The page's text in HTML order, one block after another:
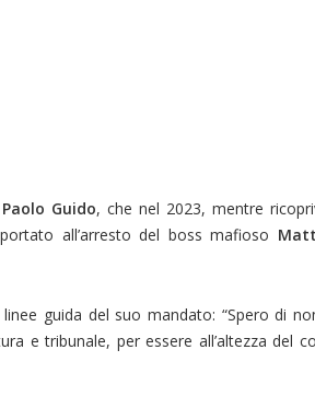
Paolo Guido, che nel 2023, mentre
all’arresto del boss mafioso
guida del suo mandato: “Spero di
e tribunale, per essere all’altezza del